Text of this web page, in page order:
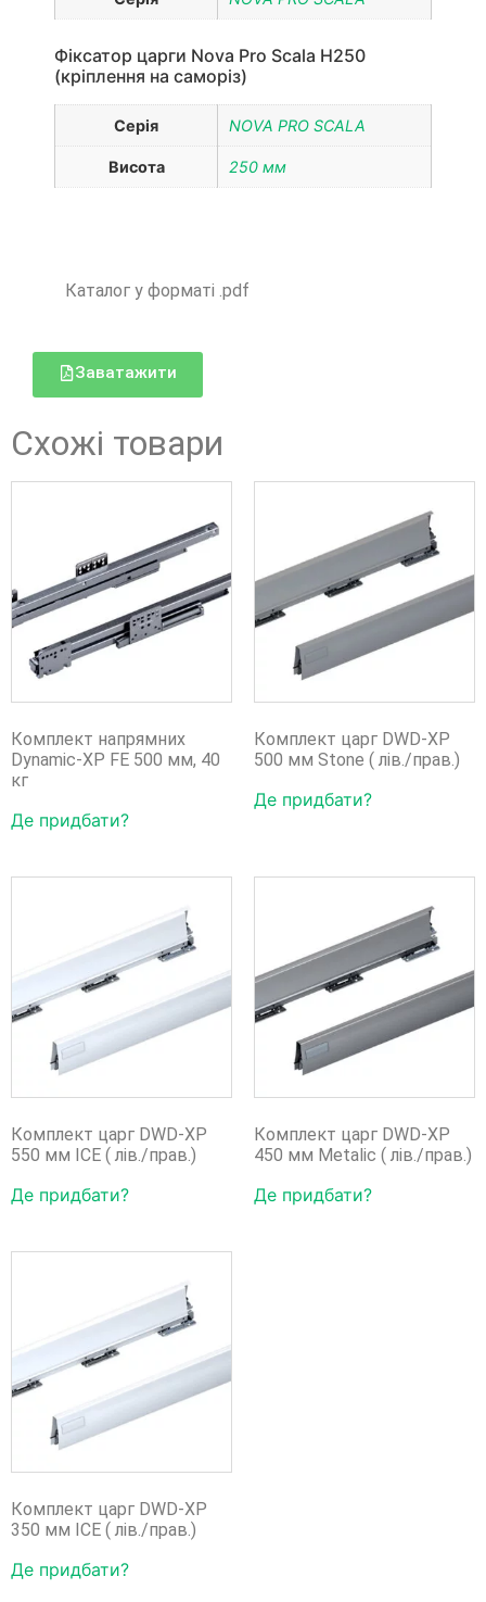
Фіксатор царги Nova Pro Scala H250
(кріплення на саморіз)
Серія NOVA PRO SCALA
Висота 250 мм
Каталог у форматі .pdf
Заватажити
Схожі товари
Комплект напрямних
Dynamic-XP FE 500 мм, 40
кг
Де придбати?
Комплект царг DWD-XP
500 мм Stone ( лів./прав.)
Де придбати?
Комплект царг DWD-XP
550 мм ICE ( лів./прав.)
Де придбати?
Комплект царг DWD-XP
450 мм Metalic ( лів./прав.)
Де придбати?
Комплект царг DWD-XP
350 мм ICE ( лів./прав.)
Де придбати?